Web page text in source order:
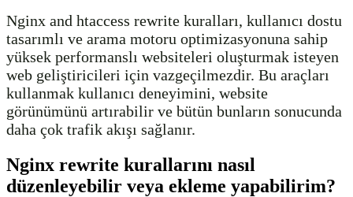
Nginx and htaccess rewrite kuralları, kullanıcı dostu
tasarımlı ve arama motoru optimizasyonuna sahip
yüksek performanslı websiteleri oluşturmak isteyen
web geliştiricileri için vazgeçilmezdir. Bu araçları
kullanmak kullanıcı deneyimini, website
görünümünü artırabilir ve bütün bunların sonucunda
daha çok trafik akışı sağlanır.
Nginx rewrite kurallarını nasıl
düzenleyebilir veya ekleme yapabilirim?